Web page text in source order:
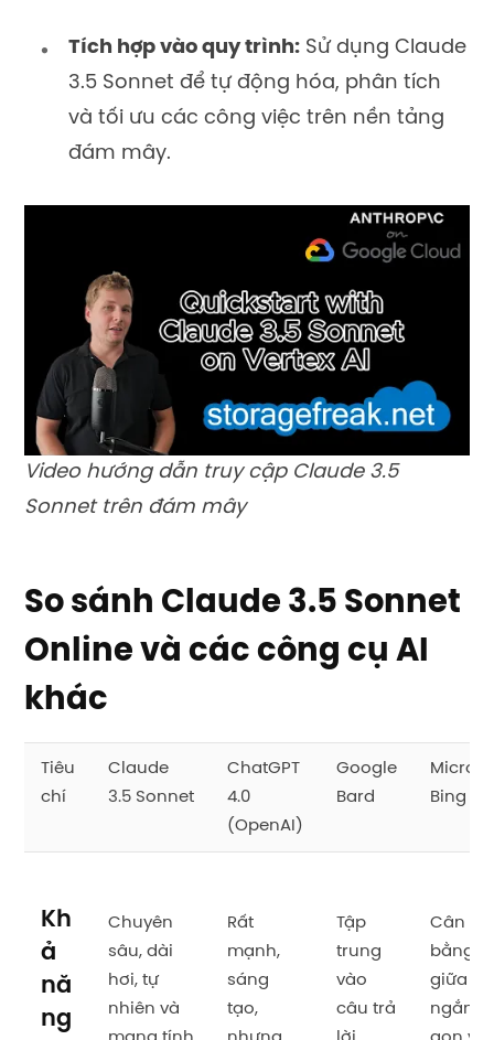
Tích hợp vào quy trình: Sử dụng Claude
3.5 Sonnet để tự động hóa, phân tích
và tối ưu các công việc trên nền tảng
đám mây.
Video hướng dẫn truy cập Claude 3.5
Sonnet trên đám mây
So sánh Claude 3.5 Sonnet
Online và các công cụ AI
khác
Tiêu
chí
Claude
3.5 Sonnet
ChatGPT
4.0
(OpenAI)
Google
Bard
Bing AI
Kh
ả
nă
ng
Chuyên
sâu, dài
hơi, tự
nhiên và
Rất
mạnh,
sáng
tạo,
Tập
trung
vào
câu trả
Cân
bằng
giữa
ngắn